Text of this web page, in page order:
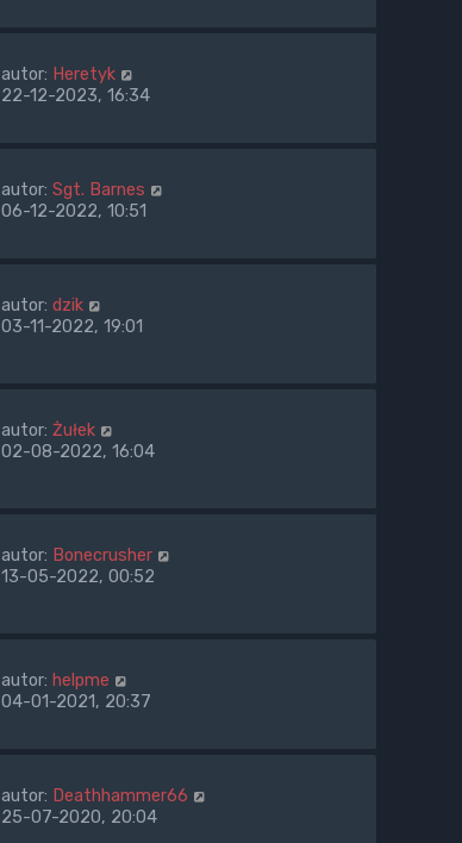
autor: Heretyk
22-12-2023, 16:34
autor: Sgt. Barnes
06-12-2022, 10:51
autor: dzik
03-11-2022, 19:01
autor: Żułek
02-08-2022, 16:04
autor: Bonecrusher
13-05-2022, 00:52
autor: helpme
04-01-2021, 20:37
autor: Deathhammer66
25-07-2020, 20:04